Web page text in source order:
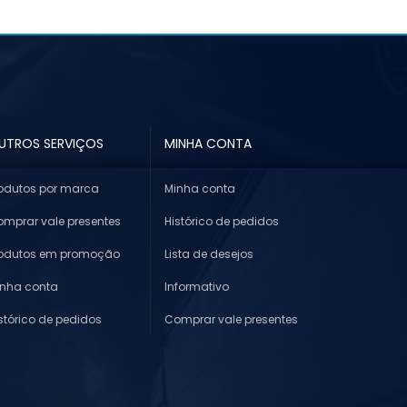
SERVIÇOS
por marca
vale presentes
em promoção
conta
de pedidos
MINHA CONTA
Minha conta
Histórico de pedidos
Lista de desejos
Informativo
Comprar vale presentes